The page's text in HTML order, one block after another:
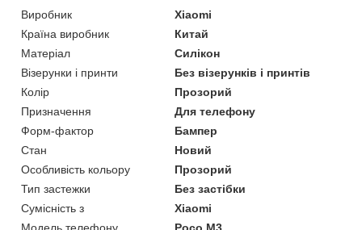
Виробник
Xiaomi
Країна виробник
Китай
Матеріал
Силікон
Візерунки і принти
Без візерунків і принтів
Колір
Прозорий
Призначення
Для телефону
Форм-фактор
Бампер
Стан
Новий
Особливість кольору
Прозорий
Тип застежки
Без застібки
Сумісність з
Xiaomi